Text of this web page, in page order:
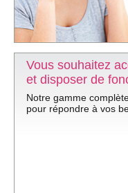
Vous souhaitez
et disposer de
Notre gamme
pour répondre à vos